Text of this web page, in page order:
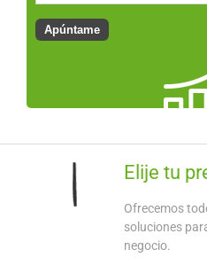
de
correo
Apúntame
Elije tu
Ofrecemos
soluciones
negocio.